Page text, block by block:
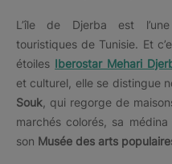
L’île de Djerba est
touristiques de Tunisie. Et
étoiles Iberostar Mehari
et culturel, elle se distingue
Souk , qui regorge de
marchés colorés, sa
son Musée des arts